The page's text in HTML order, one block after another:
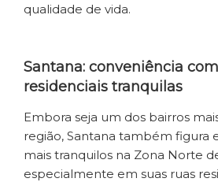
qualidade de vida.
Santana: conveniência
residenciais tranquilas
Embora seja um dos bairros
região, Santana também figura
mais tranquilos na Zona Norte
especialmente em suas ruas